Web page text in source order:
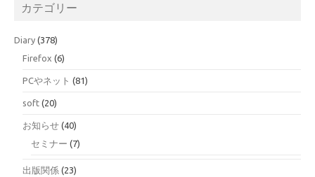
カテゴリー
Diary (378)
Firefox (6)
PCやネット (81)
soft (20)
お知らせ (40)
セミナー (7)
出版関係 (23)